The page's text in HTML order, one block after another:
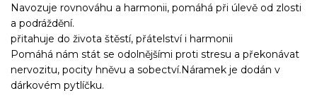
Navozuje rovnováhu a harmonii, pomáhá při úlevě od zlosti
a podráždění.
přitahuje do života štěstí, přátelství i harmonii
Pomáhá nám stát se odolnějšími proti stresu a překonávat
nervozitu, pocity hněvu a sobectví.Náramek je dodán v
dárkovém pytlíčku.